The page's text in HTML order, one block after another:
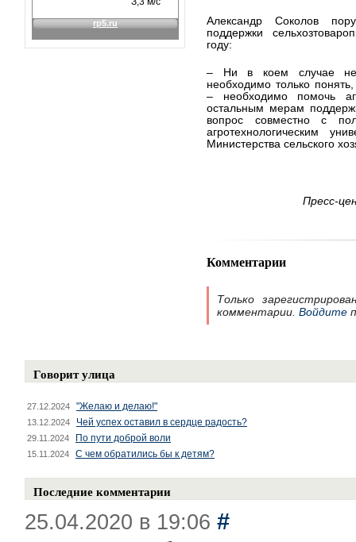
Александр Соколов
поддержки
году:
– Ни в коем случае
необходимо только
– необходимо помочь
остальным мерам
вопрос совместно с
агротехнологическим
Министерства сельского
Пресс-
Комментарии
Только
комментарии. Войдите
Говорит улица
27.12.2024 "Желаю и делаю!"
13.12.2024 Чей успех оставил в сердце радость?
29.11.2024 По пути доброй воли
15.11.2024 С чем обратились бы к детям?
Последние комментарии
25.04.2020 в 19:06 #